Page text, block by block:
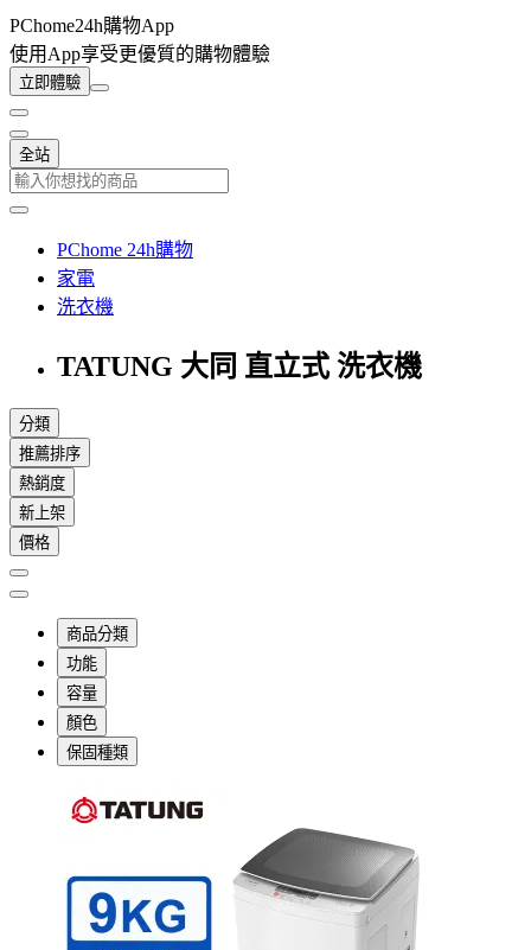
PChome24h購物App
使用App享受更優質的購物體驗
立即體驗
全站
PChome 24h購物
家電
洗衣機
TATUNG 大同 直立式 洗衣機
分類
推薦排序
熱銷度
新上架
價格
商品分類
功能
容量
顏色
保固種類